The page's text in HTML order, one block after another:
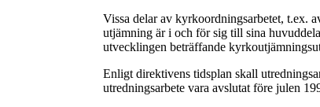
Vissa delar av kyrkoordningsarbetet, t.ex.
utjämning är i och för sig till sina
utvecklingen beträffande
Enligt direktivens tidsplan skall
utredningsarbete vara avslutat före julen